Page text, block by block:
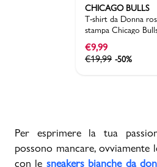
CHICAGO BULLS
T-shirt da Donna
stampa Chicago
€9,99
€19,99 -50%
Per esprimere la tua
possono mancare, ovviamente
con le sneakers bianche da